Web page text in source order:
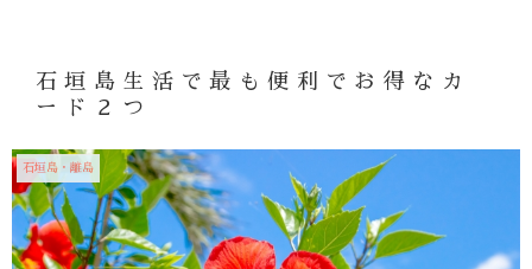
石垣島生活で最も便利でお得なカ
ード２つ
石垣島・離島